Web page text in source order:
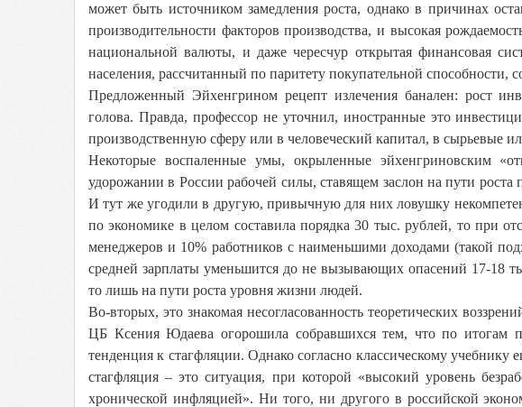
может быть источником замедления роста, однако в причинах
производительности факторов производства, и высокая
национальной валюты, и даже чересчур открытая финансовая
населения, рассчитанный по паритету покупательной способности,
Предложенный Эйхенгрином рецепт излечения банален: рост
голова. Правда, профессор не уточнил, иностранные это
производственную сферу или в человеческий капитал, в сырьевые
Некоторые воспаленные умы, окрыленные эйхенгриновским
удорожании в России рабочей силы, ставящем заслон на пути роста
И тут же угодили в другую, привычную для них ловушку
по экономике в целом составила порядка 30 тыс. рублей, то при
менеджеров и 10% работников с наименьшими доходами (такой
средней зарплаты уменьшится до не вызывающих опасений 17-18
то лишь на пути роста уровня жизни людей.
Во-вторых, это знакомая несогласованность теоретических
ЦБ Ксения Юдаева огорошила собравшихся тем, что по итогам
тенденция к стагфляции. Однако согласно классическому учебнику
стагфляция – это ситуация, при которой «высокий уровень
хронической инфляцией». Ни того, ни другого в российской